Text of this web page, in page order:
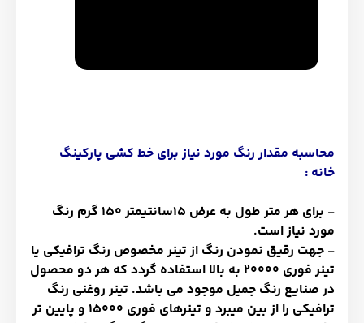
محاسبه مقدار رنگ مورد نیاز برای خط کشی پارکینگ
خانه :
- برای هر متر طول به عرض 15سانتیمتر 150 گرم رنگ
مورد نیاز است.
- جهت رقیق نمودن رنگ از تینر مخصوص رنگ ترافیکی یا
تینر فوری 20000 به بالا استفاده گردد که هر دو محصول
در صنایع رنگ جمیل موجود می باشد. تینر روغنی رنگ
ترافیکی را از بین میبرد و تینرهای فوری 15000 و پایین تر